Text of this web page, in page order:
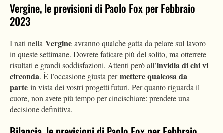
Vergine, le previsioni di Paolo Fox per Febbraio
2023
I nati nella Vergine avranno qualche gatta da pelare sul lavoro
in queste settimane. Dovrete faticare più del solito, ma otterrete
risultati e grandi soddisfazioni. Attenti però all’invidia di chi vi
circonda. È l’occasione giusta permettere qualcosa da
parte in vista dei vostri progetti futuri. Per quanto riguarda il
cuore, non avete più tempo per cincischiare: prendete una
decisione definitiva.